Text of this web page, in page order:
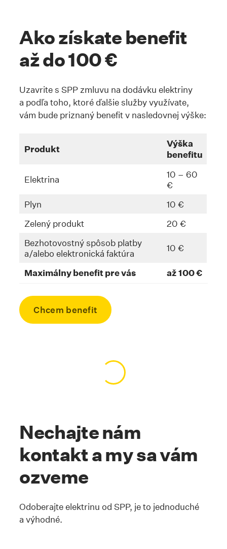
Ako získate benefit
až do 100 €
Uzavrite s SPP zmluvu na dodávku elektriny
a podľa toho, ktoré ďalšie služby využívate,
vám bude priznaný benefit v nasledovnej výške:
Produkt
Výška
benefitu
Elektrina
10 – 60
€
Plyn
10 €
Zelený produkt
20 €
Bezhotovostný spôsob platby
a/alebo elektronická faktúra
10 €
Maximálny benefit pre vás až100 €
Chcem benefit Skrolovať na kotvu #ziskajte
Načítavanie obsahu…
Kotva #ziskajte
Nechajte nám
kontakt a my sa vám
ozveme
Odoberajte elektrinu od SPP, je to jednoduché
a výhodné.